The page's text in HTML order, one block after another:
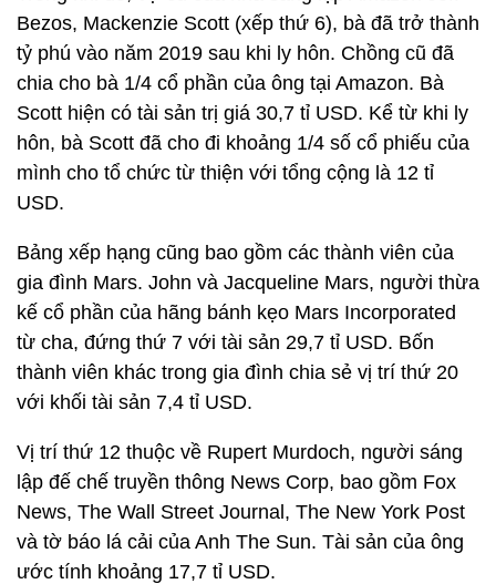
Bezos, Mackenzie Scott (xếp thứ 6), bà đã trở thành
tỷ phú vào năm 2019 sau khi ly hôn. Chồng cũ đã
chia cho bà 1/4 cổ phần của ông tại Amazon. Bà
Scott hiện có tài sản trị giá 30,7 tỉ USD. Kể từ khi ly
hôn, bà Scott đã cho đi khoảng 1/4 số cổ phiếu của
mình cho tổ chức từ thiện với tổng cộng là 12 tỉ
USD.
Bảng xếp hạng cũng bao gồm các thành viên của
gia đình Mars. John và Jacqueline Mars, người thừa
kế cổ phần của hãng bánh kẹo Mars Incorporated
từ cha, đứng thứ 7 với tài sản 29,7 tỉ USD. Bốn
thành viên khác trong gia đình chia sẻ vị trí thứ 20
với khối tài sản 7,4 tỉ USD.
Vị trí thứ 12 thuộc về Rupert Murdoch, người sáng
lập đế chế truyền thông News Corp, bao gồm Fox
News, The Wall Street Journal, The New York Post
và tờ báo lá cải của Anh The Sun. Tài sản của ông
ước tính khoảng 17,7 tỉ USD.